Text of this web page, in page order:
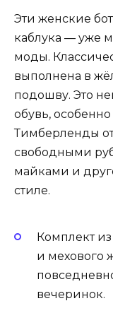
Эти женские
каблука — уже
моды.
выполнена в
подошву. Это
обувь,
Тимберленды
свободными
майками и
стиле.
Комплект
и мехового
вечеринок.